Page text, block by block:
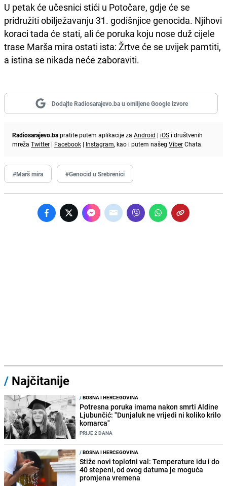
U petak će učesnici stići u Potočare, gdje će se
pridružiti obilježavanju 31. godišnjice genocida. Njihovi
koraci tada će stati, ali će poruka koju nose duž cijele
trase Marša mira ostati ista: Žrtve će se uvijek pamtiti,
a istina se nikada neće zaboraviti.
Dodajte Radiosarajevo.ba u omiljene Google izvore
Radiosarajevo.bapratite putem aplikacije za Android | iOS i društvenih
mreža Twitter | Facebook | Instagram, kao i putem našeg ViberChata.
#Marš mira #Genocid u Srebrenici
/ Najčitanije
/BOSNA I HERCEGOVINA
Potresna poruka imama nakon smrti Aldine
Ljubunčić: "Dunjaluk ne vrijedi ni koliko krilo
komarca"
PRIJE 2 DANA
/BOSNA I HERCEGOVINA
Stiže novi toplotni val: Temperature idu i do
40 stepeni, od ovog datuma je moguća
promjena vremena